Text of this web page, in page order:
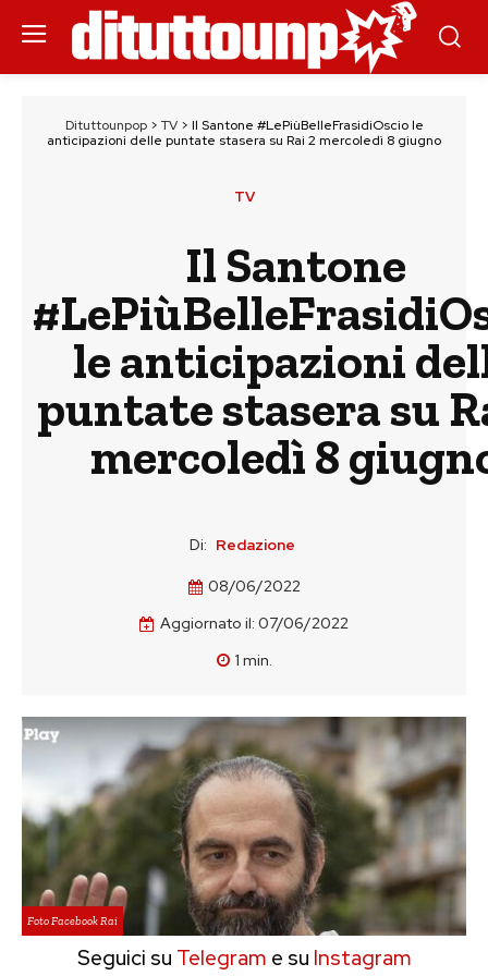
Dituttounpop> TV> Il Santone #LePiùBelleFrasidiOscio le
anticipazioni delle puntate stasera su Rai 2 mercoledì 8 giugno
TV
Il Santone
le anticipazioni
puntate stasera su
mercoledì 8
Di: Redazione
08/06/2022
Aggiornato il: 07/06/2022
1 min.
Foto Facebook Rai
Seguici su Telegram e su Instagram